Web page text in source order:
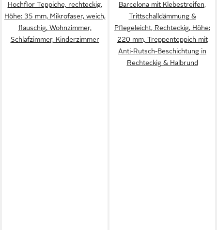
Hochflor Teppiche, rechteckig,
Höhe: 35 mm, Mikrofaser, weich,
flauschig, Wohnzimmer,
Schlafzimmer, Kinderzimmer
Barcelona mit Klebestreifen,
Trittschalldämmung &
Pflegeleicht, Rechteckig, Höhe:
220 mm, Treppenteppich mit
Anti-Rutsch-Beschichtung in
Rechteckig & Halbrund